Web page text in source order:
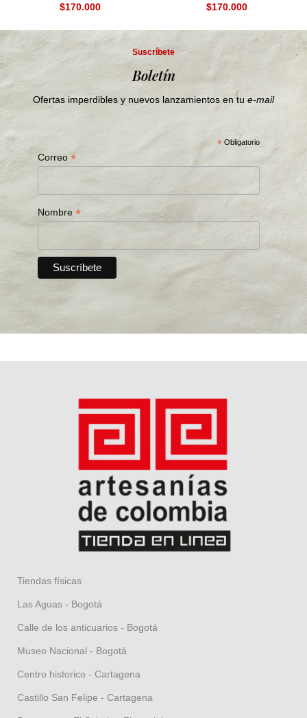
$
$
Suscríbete
Boletín
Ofertas imperdibles y nuevos lanzamientos en tu e-mail
* Obligatorio
Correo*
Nombre*
Tiendas físicas
Las Aguas - Bogotá
Calle de los anticuarios - Bogotá
Museo Nacional - Bogotá
Centro historico - Cartagena
Castillo San Felipe - Cartagena